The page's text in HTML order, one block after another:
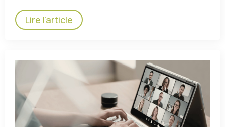
Lire l'article